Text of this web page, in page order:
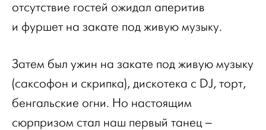
отсутствие гостей ожидал аперитив
и фуршет на закате под живую музыку.
Затем был ужин на закате под живую музыку
(саксофон и скрипка), дискотека с DJ, торт,
бенгальские огни. Но настоящим
сюрпризом стал наш первый танец –